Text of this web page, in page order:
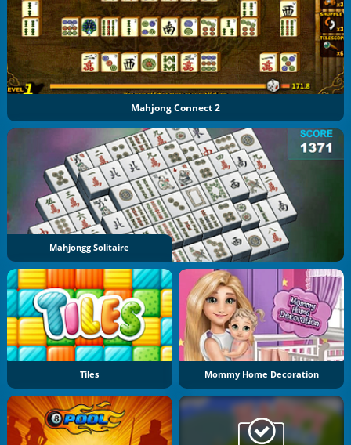
Mahjong Connect 2
Mahjongg Solitaire
Tiles Mommy Home Decoration